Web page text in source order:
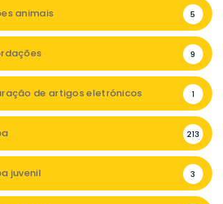
animais 5
9
de artigos eletrónicos 1
213
juvenil 3